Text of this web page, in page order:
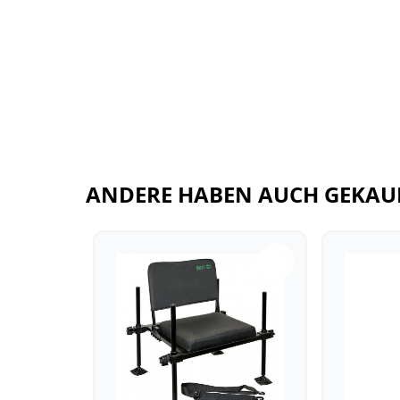
ANDERE HABEN AUCH